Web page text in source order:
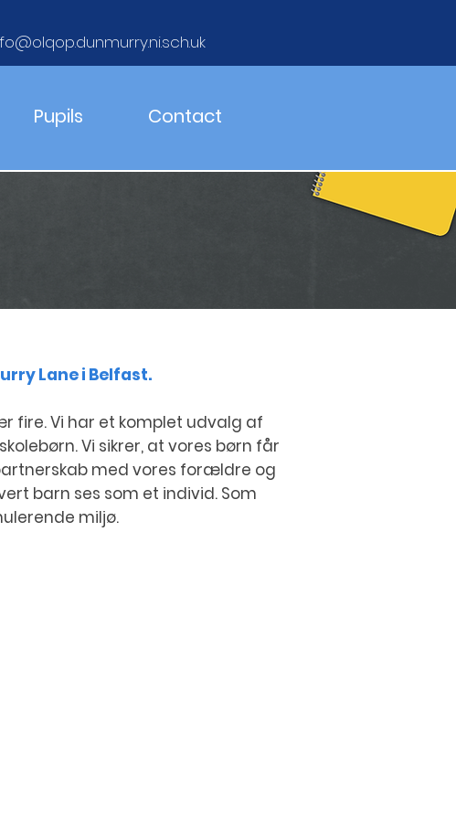
Pupils Contact
Lane i Belfast.
fire. Vi har et komplet udvalg af
Vi sikrer, at vores børn får
med vores forældre og
barn ses som et individ. Som
miljø.